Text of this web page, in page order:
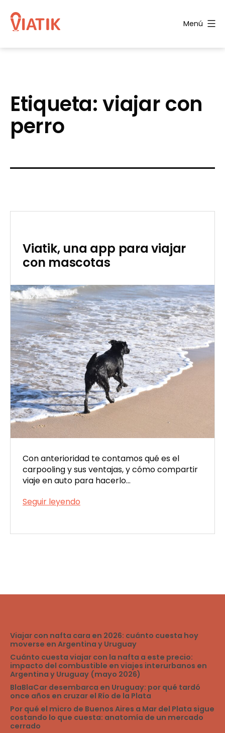
contenido
de
Menú
Etiqueta: viajar con
perro
Viatik, una app para viajar
con mascotas
Con anterioridad te contamos qué es el
carpooling y sus ventajas, y cómo compartir
viaje en auto para hacerlo…
Seguir leyendo
para
el
Viajar con nafta cara en 2026: cuánto cuesta hoy
moverse en Argentina y Uruguay
Cuánto cuesta viajar con la nafta a este precio:
impacto del combustible en viajes interurbanos en
Argentina y Uruguay (mayo 2026)
BlaBlaCar desembarca en Uruguay: por qué tardó
once años en cruzar el Río de la Plata
Por qué el micro de Buenos Aires a Mar del Plata sigue
costando lo que cuesta: anatomía de un mercado
cerrado